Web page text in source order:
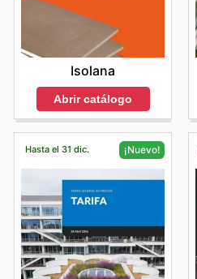
Isolana
Abrir catálogo
Hasta el 31 dic. ¡Nuevo!